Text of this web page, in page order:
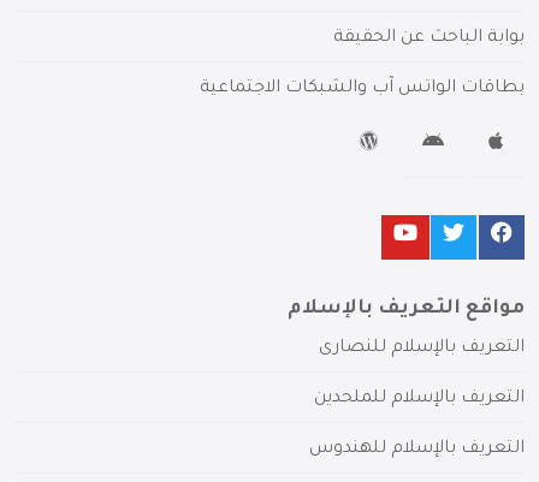
بوابة الباحث عن الحقيقة
بطاقات الواتس آب والشبكات الاجتماعية
مواقع التعريف بالإسلام
التعريف بالإسلام للنصارى
التعريف بالإسلام للملحدين
التعريف بالإسلام للهندوس